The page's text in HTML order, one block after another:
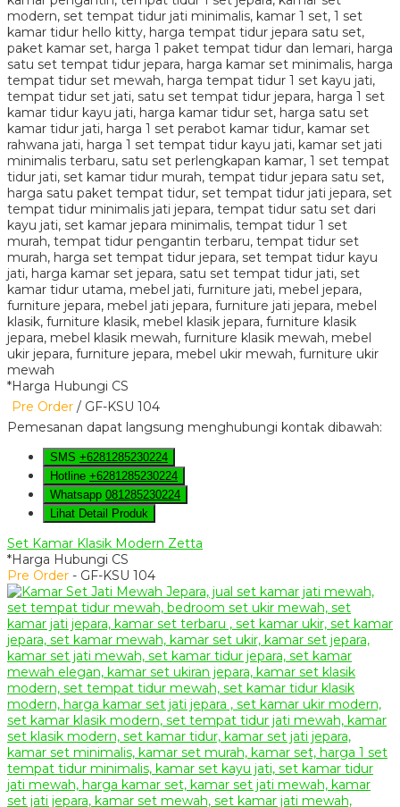
*Harga Hubungi CS
Pre Order / GF-KSU 104
Pemesanan dapat langsung menghubungi kontak dibawah:
SMS +6281285230224
Hotline +6281285230224
Whatsapp 081285230224
Lihat Detail Produk
Set Kamar Klasik Modern Zetta
*Harga Hubungi CS
Pre Order - GF-KSU 104